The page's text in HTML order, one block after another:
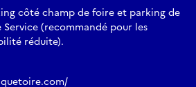
côté champ de foire et parking de
Service (recommandé pour les
réduite).